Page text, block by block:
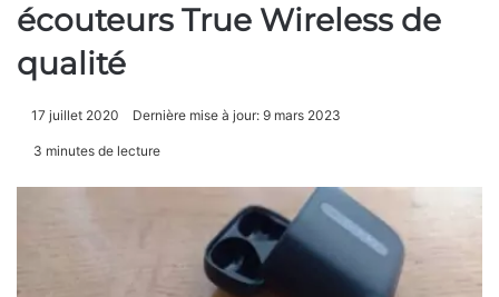
écouteurs True Wireless de
qualité
17 juillet 2020 Dernière mise à jour: 9 mars 2023
3 minutes de lecture